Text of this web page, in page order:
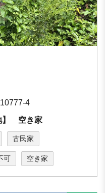
4
】 空き家
古民家
可 空き家